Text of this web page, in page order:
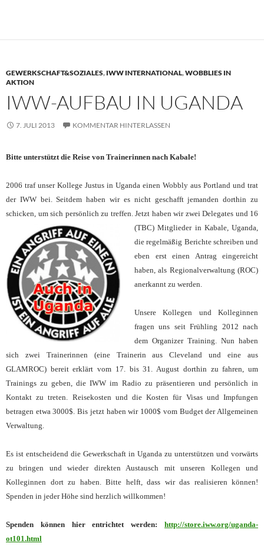
GEWERKSCHAFT&SOZIALES, IWW INTERNATIONAL,WOBBLIES IN
AKTION
IWW-AUFBAU IN UGANDA
7. JULI 2013 KOMMENTAR HINTERLASSEN
Bitte unterstützt die Reise von Trainerinnen nach Kabale!
2006 traf unser Kollege Justus in Uganda einen Wobbly aus Portland und trat
der IWW bei. Seitdem haben wir es nicht geschafft jemanden dorthin zu
schicken, um sich persönlich zu treffen. Jetzt haben wir zwei Delegates und 16
(TBC) Mitglieder in Kabale, Uganda,
die regelmäßig Berichte schreiben und
eben erst einen Antrag eingereicht
haben, als Regionalverwaltung (ROC)
anerkannt zu werden.
Unsere Kollegen undKolleginnen
fragen uns seit Frühling 2012 nach
dem Organizer Training. Nun haben
sich zwei Trainerinnen (eine Trainerin aus Cleveland und eine aus
GLAMROC) bereit erklärt vom 17. bis 31. August dorthin zufahren, um
Trainings zu geben, die IWW im Radio zu präsentieren und persönlich in
Kontakt zu treten. Reisekosten und die Kosten für Visas und Impfungen
betragen etwa 3000$. Bis jetzt haben wir 1000$ vom Budget der Allgemeinen
Verwaltung.
Es ist entscheidend die Gewerkschaft in Uganda zu unterstützen und vorwärts
zu bringen und wieder direkten Austausch mit unseren Kollegen und
Kolleginnen dort zu haben. Bitte helft, dass wir das realisieren können!
Spenden in jeder Höhe sind herzlich willkommen!
Spenden können hier entrichtet werden: http://store.iww.org/uganda-
ot101.html